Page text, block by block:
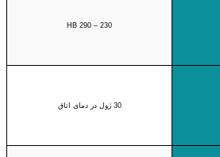
230 – 290 HB
30 ژول در دمای اتاق